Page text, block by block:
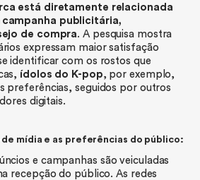
está diretamente relacionada
campanha publicitária,
de compra. A pesquisa mostra
expressam maior satisfação
identificar com os rostos que
ídolos do K-pop, por exemplo,
preferências, seguidos por outros
digitais.
mídia e as preferências do público:
e campanhas são veiculadas
recepção do público. As redes